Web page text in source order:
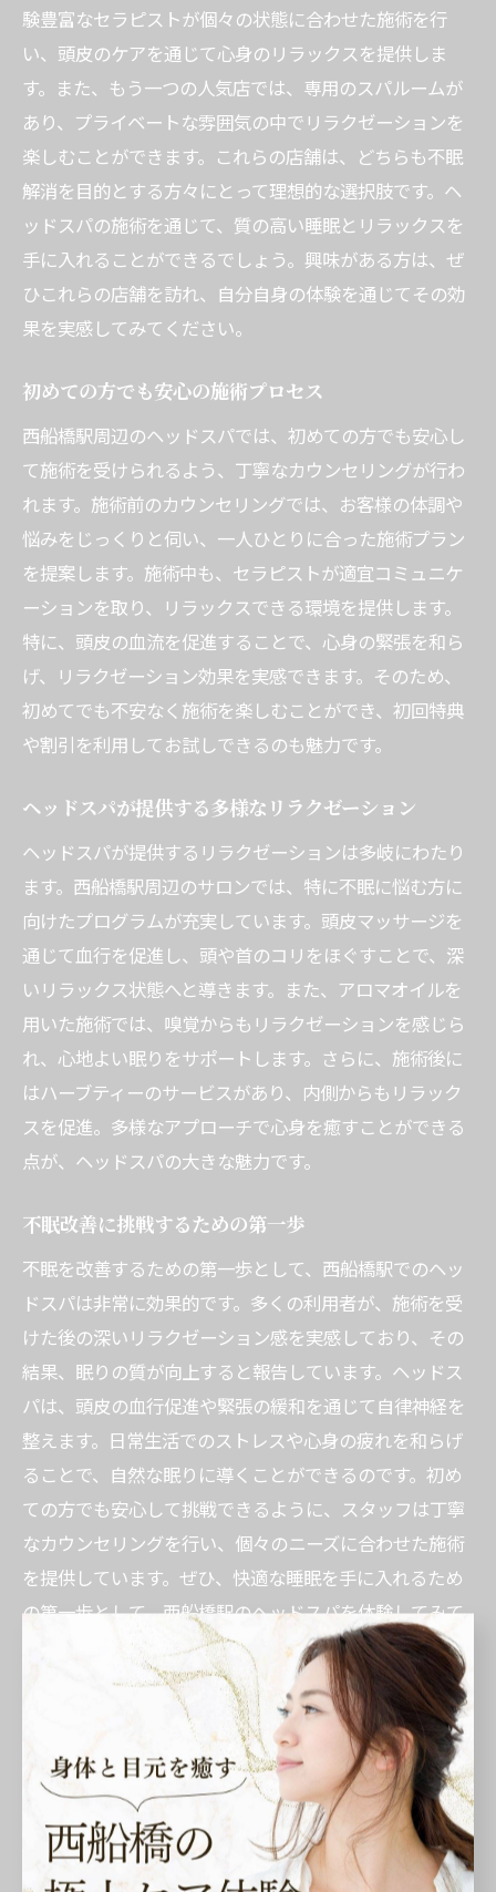
験豊富なセラピストが個々の状態に合わせた施術を行
い、頭皮のケアを通じて心身のリラックスを提供しま
す。また、もう一つの人気店では、専用のスパルームが
あり、プライベートな雰囲気の中でリラクゼーションを
楽しむことができます。これらの店舗は、どちらも不眠
解消を目的とする方々にとって理想的な選択肢です。ヘ
ッドスパの施術を通じて、質の高い睡眠とリラックスを
手に入れることができるでしょう。興味がある方は、ぜ
ひこれらの店舗を訪れ、自分自身の体験を通じてその効
果を実感してみてください。
初めての方でも安心の施術プロセス
西船橋駅周辺のヘッドスパでは、初めての方でも安心し
て施術を受けられるよう、丁寧なカウンセリングが行わ
れます。施術前のカウンセリングでは、お客様の体調や
悩みをじっくりと伺い、一人ひとりに合った施術プラン
を提案します。施術中も、セラピストが適宜コミュニケ
ーションを取り、リラックスできる環境を提供します。
特に、頭皮の血流を促進することで、心身の緊張を和ら
げ、リラクゼーション効果を実感できます。そのため、
初めてでも不安なく施術を楽しむことができ、初回特典
や割引を利用してお試しできるのも魅力です。
ヘッドスパが提供する多様なリラクゼーション
ヘッドスパが提供するリラクゼーションは多岐にわたり
ます。西船橋駅周辺のサロンでは、特に不眠に悩む方に
向けたプログラムが充実しています。頭皮マッサージを
通じて血行を促進し、頭や首のコリをほぐすことで、深
いリラックス状態へと導きます。また、アロマオイルを
用いた施術では、嗅覚からもリラクゼーションを感じら
れ、心地よい眠りをサポートします。さらに、施術後に
はハーブティーのサービスがあり、内側からもリラック
スを促進。多様なアプローチで心身を癒すことができる
点が、ヘッドスパの大きな魅力です。
不眠改善に挑戦するための第一歩
不眠を改善するための第一歩として、西船橋駅でのヘッ
ドスパは非常に効果的です。多くの利用者が、施術を受
けた後の深いリラクゼーション感を実感しており、その
結果、眠りの質が向上すると報告しています。ヘッドス
パは、頭皮の血行促進や緊張の緩和を通じて自律神経を
整えます。日常生活でのストレスや心身の疲れを和らげ
ることで、自然な眠りに導くことができるのです。初め
ての方でも安心して挑戦できるように、スタッフは丁寧
なカウンセリングを行い、個々のニーズに合わせた施術
を提供しています。ぜひ、快適な睡眠を手に入れるため
の第一歩として、西船橋駅のヘッドスパを体験してみて
口コミで人気のヘッドスパ体験談
西船橋駅周辺のヘッドスパは、多くの口コミで高評価を
得ています。利用者の体験談では、「施術後のリラック
ス感が素晴らしい」という声が多く聞かれます。特に、
頭皮マッサージを受けた後には、身体全体が軽くなり、